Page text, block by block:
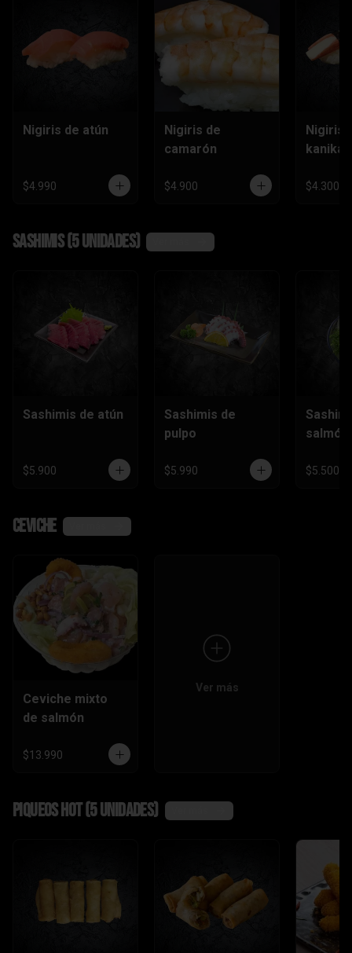
Nigiris de atún
$4.990
Nigiris de
camarón
$4.900
Nigiris
$4.300
Sashimis (5 unidades)
Sashimis de atún
$5.900
Sashimis de
pulpo
$5.990
salmón
$5.500
Ceviche
Ceviche mixto
de salmón
$13.990
Ver más
Piqueos hot (5 unidades)